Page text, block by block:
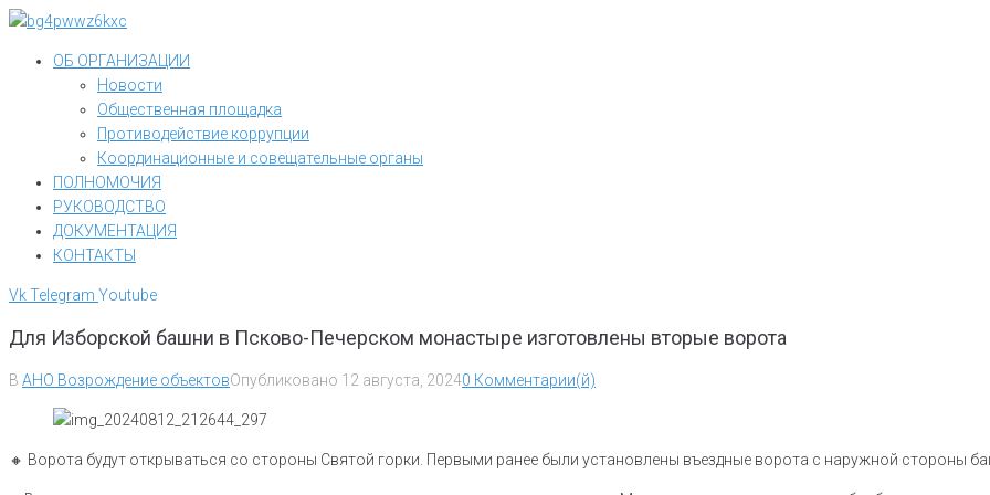
Перейти
контентуОБ ОРГАНИЗАЦИИ
Новости
Общественная площадка
Противодействие коррупции
Координационные и совещательные органы
ПОЛНОМОЧИЯ
РУКОВОДСТВО
ДОКУМЕНТАЦИЯ
КОНТАКТЫ
VkTelegram Youtube
Для Изборской башни в Псково-Печерском монастыре изготовлены вторые ворота
В АНО Возрождение объектовОпубликовано 12 августа, 20240 Комментарии(й)
🔸️ Ворота будут открываться со стороны Святой горки. Первыми ранее были установлены въездные ворота с наружной стороны